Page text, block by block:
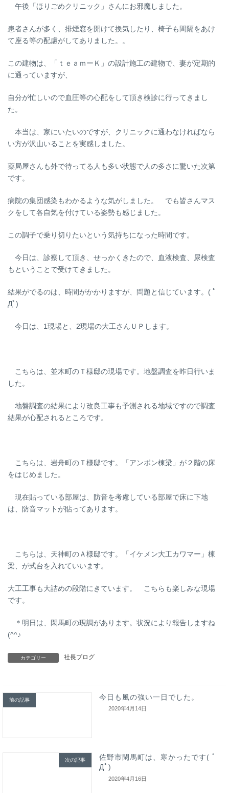
午後「ほりごめクリニック」さんにお邪魔しました。
患者さんが多く、排煙窓を開けて換気したり、椅子も間隔をあけ
て座る等の配慮がしてありました。。
この建物は、「ｔｅａｍーＫ」の設計施工の建物で、妻が定期的
に通っていますが、
自分が忙しいので血圧等の心配をして頂き検診に行ってきまし
た。
本当は、家にいたいのですが、クリニックに通わなければなら
い方が沢山いることを実感しました。
薬局屋さんも外で待ってる人も多い状態で人の多さに驚いた次第
です。
病院の集団感染もわかるような気がしました。 でも皆さんマス
クをして各自気を付けている姿勢も感じました。
この調子で乗り切りたいという気持ちになった時間です。
今日は、診察して頂き、せっかくきたので、血液検査、尿検査
もということで受けてきました。
結果がでるのは、時間がかかりますが、問題と信じています。( ﾟ
Дﾟ)
今日は、1現場と、2現場の大工さんＵＰします。
こちらは、並木町のＴ様邸の現場です。地盤調査を昨日行いま
した。
地盤調査の結果により改良工事も予測される地域ですので調査
結果が心配されるところです。
こちらは、岩舟町のＴ様邸です。「アンボン棟梁」が２階の床
をはじめました。
現在貼っている部屋は、防音を考慮している部屋で床に下地
は、防音マットが貼ってあります。
こちらは、天神町のＡ様邸です。「イケメン大工カワマー」棟
梁、が式台を入れていいます。
大工工事も大詰めの段階にきています。 こちらも楽しみな現場
です。
＊明日は、閑馬町の現調があります。状況により報告しますね
(^^♪
カテゴリー 社長ブログ
前の記事 今日も風の強い一日でした。
2020年4月14日
次の記事
佐野市閑馬町は、寒かったです( ﾟ
Дﾟ)
2020年4月16日